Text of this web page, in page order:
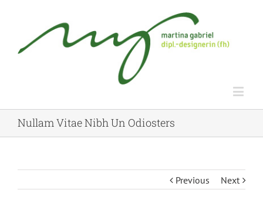
Nullam Vitae Nibh Un Odiosters
Previous Next